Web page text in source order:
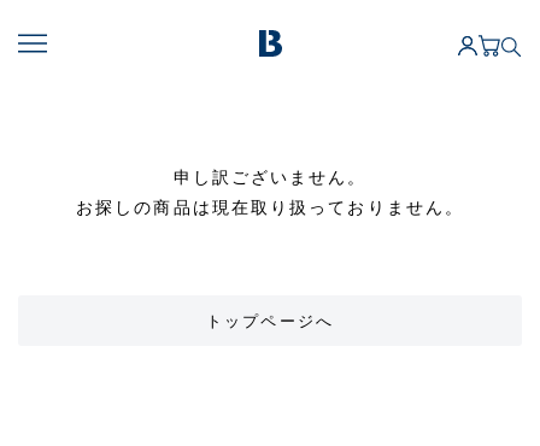
申し訳ございません。
お探しの商品は現在取り扱っておりません。
トップページへ